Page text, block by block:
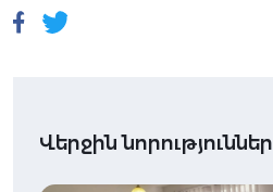
Վերջին նորություններ